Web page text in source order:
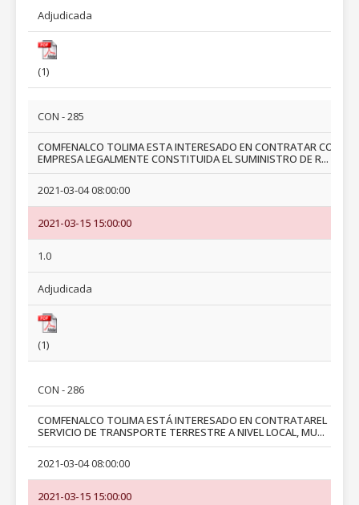
Adjudicada
(1)
CON - 285
COMFENALCO TOLIMA ESTA INTERESADO EN CONTRATAR CON
EMPRESA LEGALMENTE CONSTITUIDA EL SUMINISTRO DE R...
2021-03-04 08:00:00
2021-03-15 15:00:00
1.0
Adjudicada
(1)
CON - 286
COMFENALCO TOLIMA ESTÁ INTERESADO EN CONTRATAREL
SERVICIO DE TRANSPORTE TERRESTRE A NIVEL LOCAL, MU...
2021-03-04 08:00:00
2021-03-15 15:00:00